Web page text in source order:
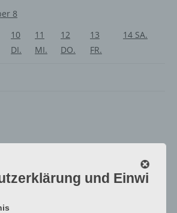
8
10
DI.
11
MI.
12
DO.
13
FR.
14 SA.
und Einwi